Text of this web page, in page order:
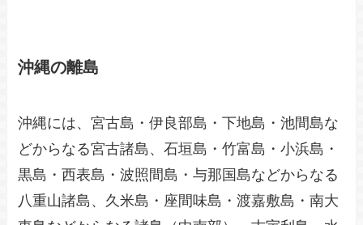
沖縄の離島
沖縄には、宮古島・伊良部島・下地島・池間島な
どからなる宮古諸島、石垣島・竹富島・小浜島・
黒島・西表島・波照間島・与那国島などからなる
八重山諸島、久米島・座間味島・渡嘉敷島・南大